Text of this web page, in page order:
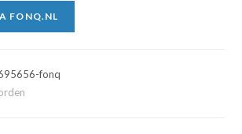
FONQ.NL
fonq